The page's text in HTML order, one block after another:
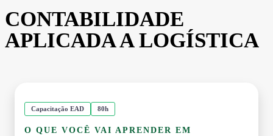
CONTABILIDADE
APLICADA A LOGÍSTICA
Capacitação EAD 80h
O QUE VOCÊ VAI APRENDER EM